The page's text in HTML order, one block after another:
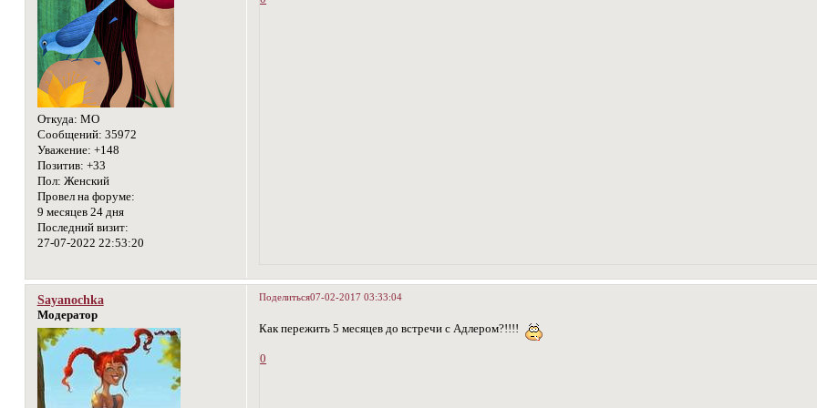
Откуда: МО
Сообщений: 35972
Уважение: +148
Позитив: +33
Пол: Женский
Провел на форуме:
9 месяцев 24 дня
Последний визит:
27-07-2022 22:53:20
Поделиться07-02-2017 03:33:04
Sayanochka
Модератор
Как пережить 5 месяцев до встречи с Адлером?!!!!
0